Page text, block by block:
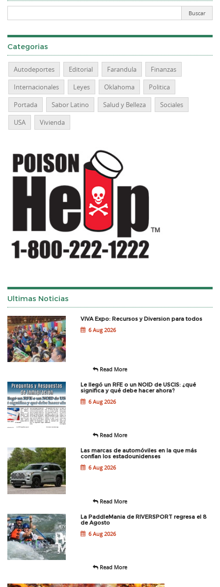
Categorias
Autodeportes Editorial Farandula
Finanzas
Internacionales
Leyes Oklahoma
Politica
Portada
Sabor Latino Salud y Belleza
Sociales
USA
Vivienda
Ultimas Noticias
VIVA Expo: Recursos y Diversion para todos
6 Aug 2026
Read More
Le llegó un RFE o un NOID de USCIS: ¿qué
significa y qué debe hacer ahora?
6 Aug 2026
Read More
Las marcas de automóviles en la que más
confían los estadounidenses
6 Aug 2026
Read More
La PaddleMania de RIVERSPORT regresa el 8
de Agosto
6 Aug 2026
Read More